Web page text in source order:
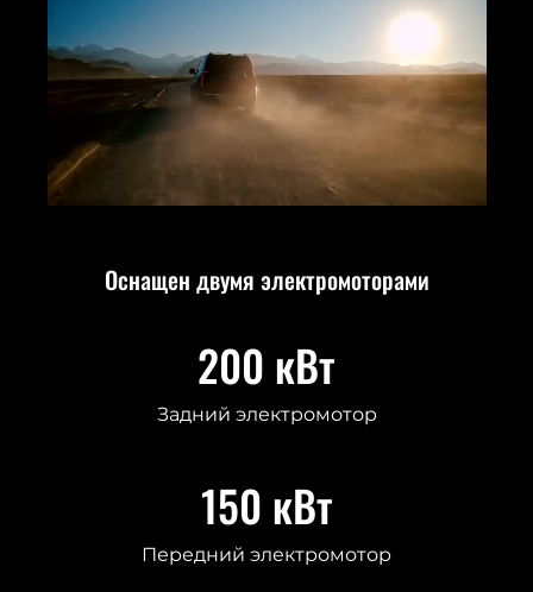
Оснащен двумя электромоторами
200 кВт
Задний электромотор
150 кВт
Передний электромотор